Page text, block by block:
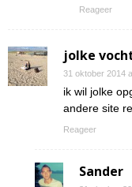
Reageer
jolke
31 oktober 2014
ik wil jolke
andere site
Reageer
Sander